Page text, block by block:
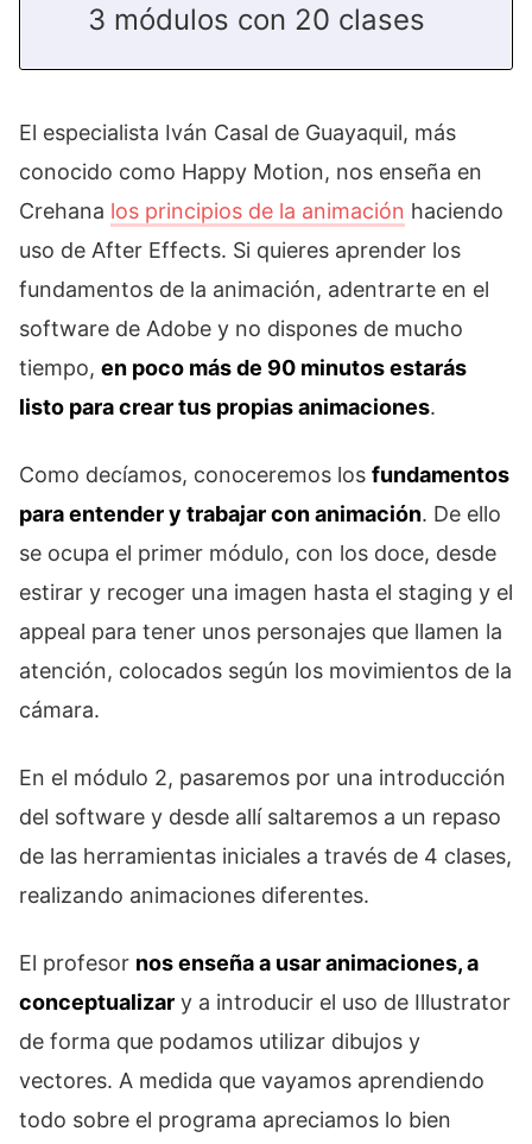
3 módulos con 20 clases
El especialista Iván Casal de Guayaquil, más
conocido como Happy Motion, nos enseña en
Crehana los principios de la animación haciendo
uso de After Effects. Si quieres aprender los
fundamentos de la animación, adentrarte en el
software de Adobe y no dispones de mucho
tiempo, en poco más de 90 minutos estarás
listo para crear tus propias animaciones.
Como decíamos, conoceremos los fundamentos
para entender y trabajar con animación. De ello
se ocupa el primer módulo, con los doce, desde
estirar y recoger una imagen hasta el staging y el
appeal para tener unos personajes que llamen la
atención, colocados según los movimientos de la
cámara.
En el módulo 2, pasaremos por una introducción
del software y desde allí saltaremos a un repaso
de las herramientas iniciales a través de 4 clases,
realizando animaciones diferentes.
El profesor nos enseña a usar animaciones, a
conceptualizar y a introducir el uso de Illustrator
de forma que podamos utilizar dibujos y
vectores. A medida que vayamos aprendiendo
todo sobre el programa apreciamos lo bien